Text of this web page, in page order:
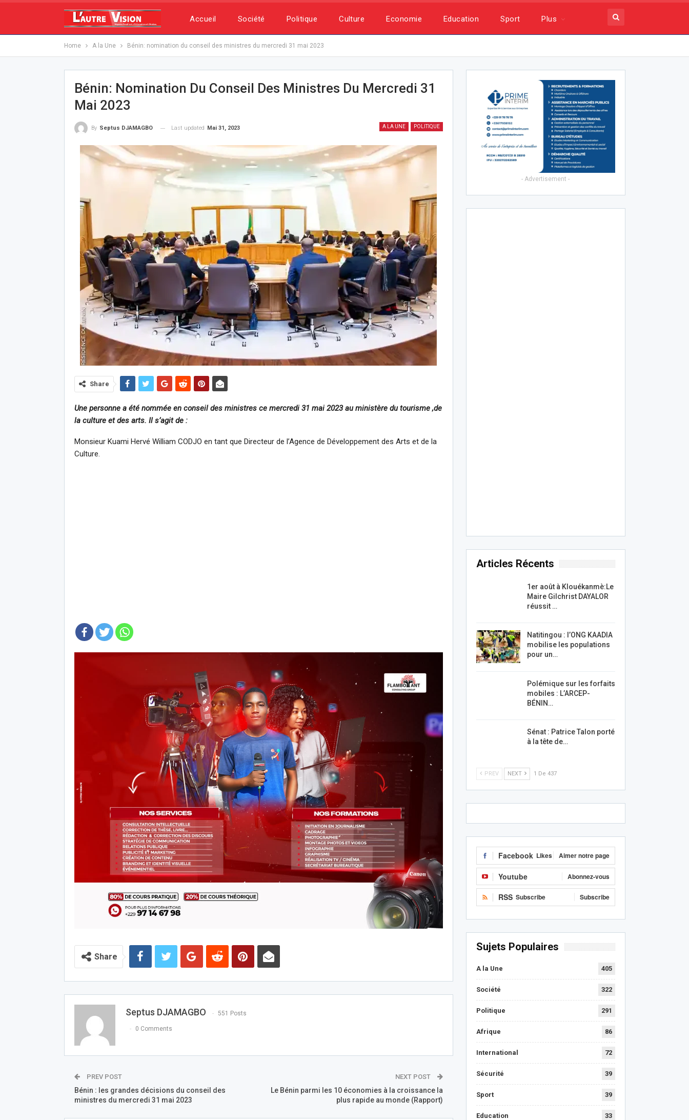
Accueil Société Politique Culture Economie Education Sport Plus
Home A la Une Bénin: nomination du conseil des ministres du mercredi 31 mai 2023
Bénin: Nomination Du Conseil Des Ministres Du Mercredi 31
Mai 2023
A LA UNE POLITIQUE
By Septus DJAMAGBO Last updated Mai 31, 2023
Share
Une personne a été nommée en conseil des ministres ce mercredi 31 mai 2023 au ministère du tourisme ,de
la culture et des arts. Il s’agit de :
Monsieur Kuami Hervé William CODJO en tant que Directeur de l’Agence de Développement des Arts et de la
Culture.
Share
Septus DJAMAGBO 551 Posts
0 Comments
PREV POST
Bénin : les grandes décisions du conseil des
ministres du mercredi 31 mai 2023
NEXT POST
Le Bénin parmi les 10 économies à la croissance la
plus rapide au monde (Rapport)
- Advertisement -
Articles Récents
1er août à Klouékanmè:Le
Maire Gilchrist DAYALOR
réussit …
Natitingou : l’ONG KAADIA
mobilise les populations
pour un…
Polémique sur les forfaits
mobiles : L’ARCEP-
BÉNIN…
Sénat : Patrice Talon porté
à la tête de…
PREV NEXT 1 De 437
Facebook Likes Aimer notre page
Youtube Abonnez-vous
RSS Subscribe Subscribe
Sujets Populaires
A la Une 405
Société 322
Politique 291
Afrique 86
International 72
Sécurité 39
Sport 39
Education 33